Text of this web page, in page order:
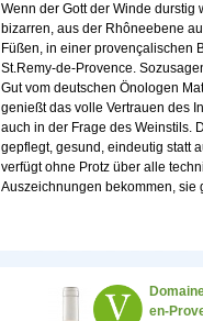
Wenn der Gott der Winde durstig
bizarren, aus der Rhôneebene
Füßen, in einer provençalischen
St.Remy-de-Provence.
Gut vom deutschen Önologen
genießt das volle Vertrauen des
auch in der Frage des Weinstils.
gepflegt, gesund, eindeutig statt
verfügt ohne Protz über alle
Auszeichnungen bekommen, sie
en-